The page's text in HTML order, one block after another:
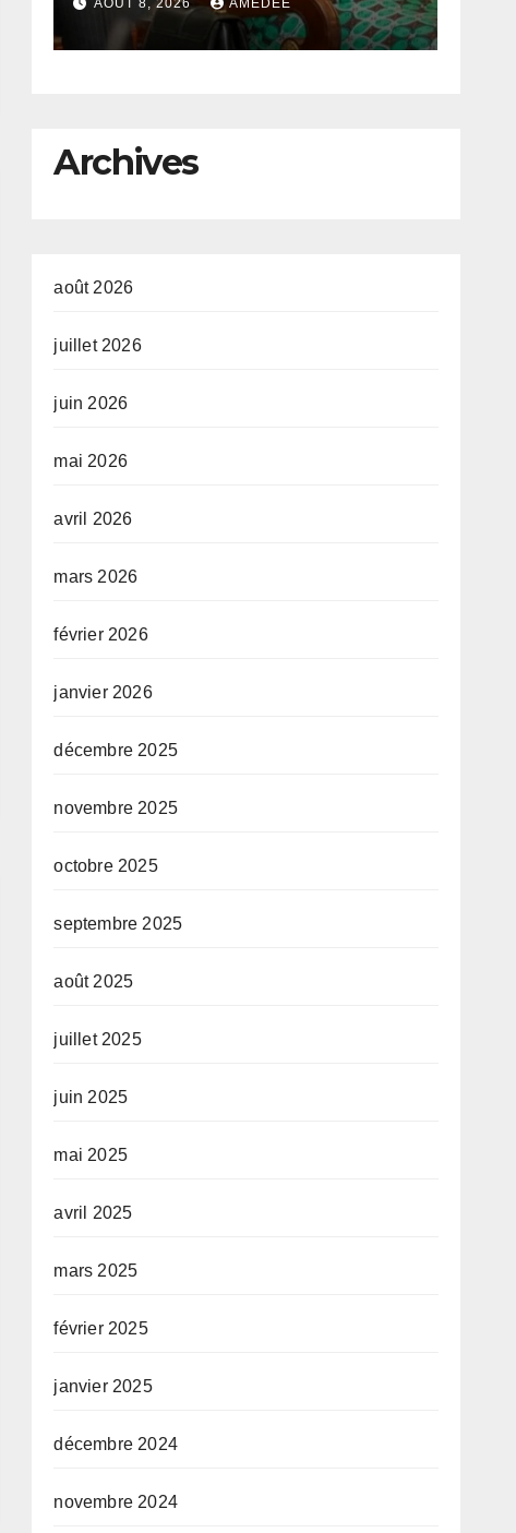
AOÛT 8, 2026 AMEDEE
Archives
août 2026
juillet 2026
juin 2026
mai 2026
avril 2026
mars 2026
février 2026
janvier 2026
décembre 2025
novembre 2025
octobre 2025
septembre 2025
août 2025
juillet 2025
juin 2025
mai 2025
avril 2025
mars 2025
février 2025
janvier 2025
décembre 2024
novembre 2024